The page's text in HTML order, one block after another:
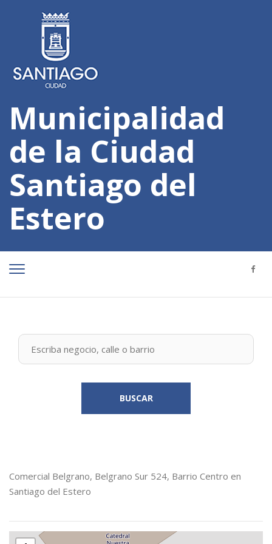
Municipalidad
de la Ciudad
Santiago del
Estero
BUSCAR
Comercial Belgrano, Belgrano Sur 524, Barrio Centro en
Santiago del Estero